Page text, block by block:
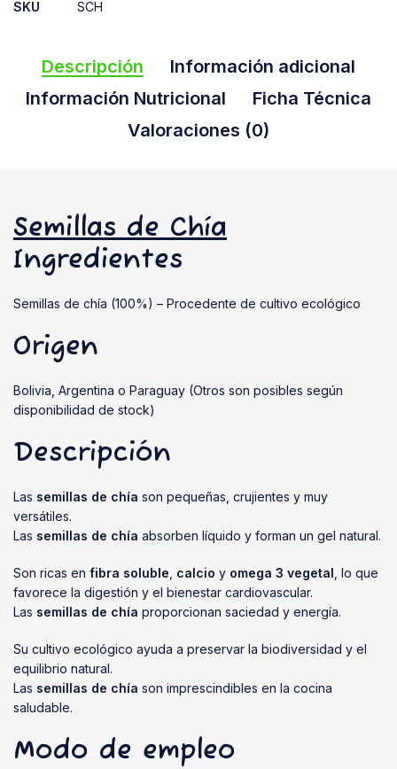
SKU SCH
Descripción
Información adicional
Información Nutricional
Ficha Técnica
Valoraciones (0)
Semillas de Chía
Ingredientes
Semillas de chía (100%) – Procedente de cultivo ecológico
Origen
Bolivia, Argentina o Paraguay (Otros son posibles según
disponibilidad de stock)
Descripción
Las semillas de chía son pequeñas, crujientes y muy
versátiles.
Las semillas de chía absorben líquido y forman un gel natural.
Son ricas en fibra soluble calcio y omega 3 vegetal , lo que
favorece la digestión y el bienestar cardiovascular.
Las semillas de chía proporcionan saciedad y energía.
Su cultivo ecológico ayuda a preservar la biodiversidad y el
equilibrio natural.
Las semillas de chía son imprescindibles en la cocina
saludable.
Modo de empleo